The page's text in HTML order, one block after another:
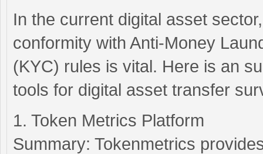
In the current digital asset
conformity with Anti-Money
(KYC) rules is vital. Here is an
tools for digital asset transfer
1. Token Metrics Platform
Summary: Tokenmetrics